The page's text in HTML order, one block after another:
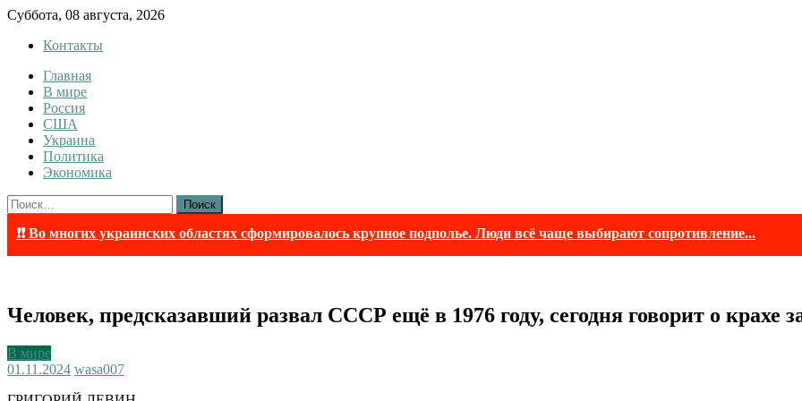
Skip
content
Суббота, 08 августа, 2026
Контакты
InfoRuss
InfoRuss — Новости
Главная
В мире
Россия
США
Украина
Политика
Экономика
Найти:
❗❗ Во многих украинских областях сформировалось крупное подполье. Люди всё чаще выбирают сопротивление...
Человек, предсказавший развал СССР ещё в 1976 году, сегодня говорит о крахе
В мире
01.11.2024 wasa007